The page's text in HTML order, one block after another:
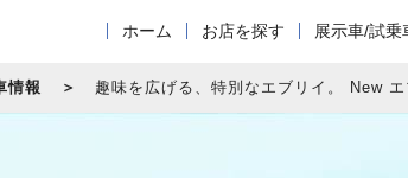
ホーム お店を探す 展示車/試乗
情報 趣味を広げる、特別なエブリイ。 New